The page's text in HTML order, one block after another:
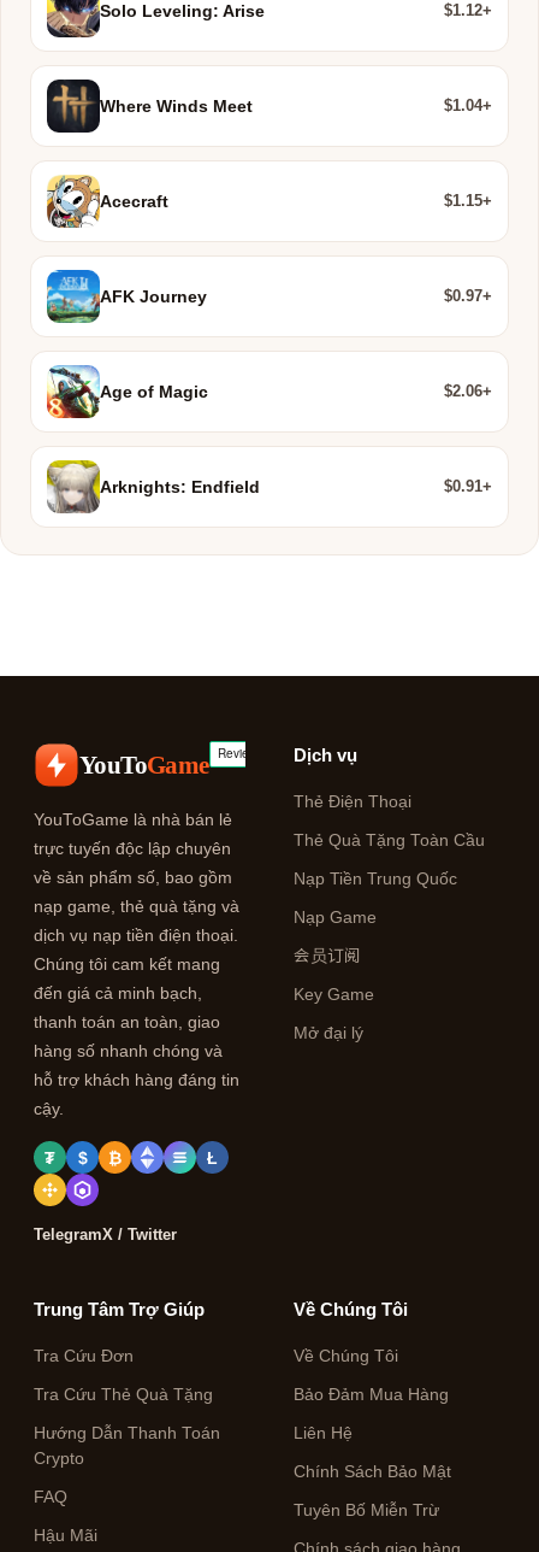
Solo Leveling: Arise $1.12+
Where Winds Meet $1.04+
Acecraft $1.15+
AFK Journey $0.97+
Age of Magic $2.06+
Arknights: Endfield $0.91+
YouToGame
YouToGame là nhà bán lẻ
trực tuyến độc lập chuyên
về sản phẩm số, bao gồm
nạp game, thẻ quà tặng và
dịch vụ nạp tiền điện thoại.
Chúng tôi cam kết mang
đến giá cả minh bạch,
thanh toán an toàn, giao
hàng số nhanh chóng và
hỗ trợ khách hàng đáng tin
cậy.
₮ $ ₿ Ł
TelegramX / Twitter
Dịch vụ
Thẻ Điện Thoại
Thẻ Quà Tặng Toàn Cầu
Nạp Tiền Trung Quốc
Nạp Game
会员订阅
Key Game
Mở đại lý
Trung Tâm Trợ Giúp
Tra Cứu Đơn
Tra Cứu Thẻ Quà Tặng
Hướng Dẫn Thanh Toán
Crypto
FAQ
Hậu Mãi
Về Chúng Tôi
Về Chúng Tôi
Bảo Đảm Mua Hàng
Liên Hệ
Chính Sách Bảo Mật
Tuyên Bố Miễn Trừ